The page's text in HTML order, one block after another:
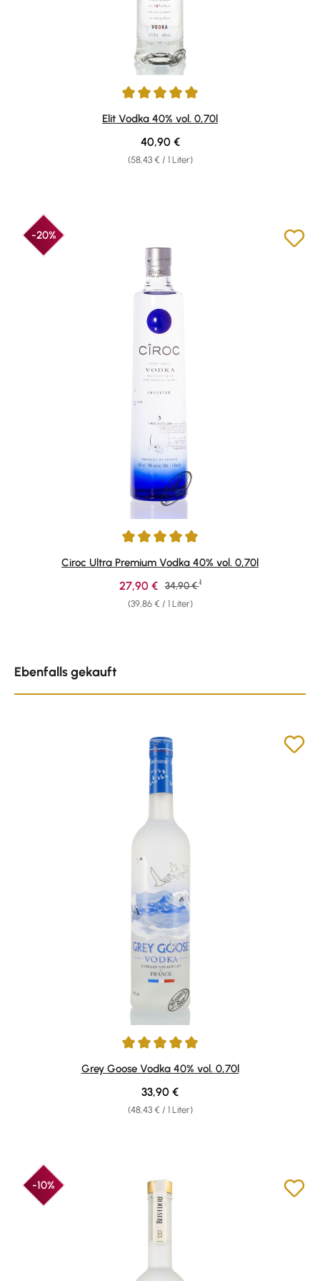
Durchschnittliche Bewertung von 4.91 von 5 Sternen
Elit Vodka 40% vol. 0,70l
(58,43 € / 1 Liter)
Regulärer Preis:
40,90 €
-20%
Durchschnittliche Bewertung von 4.93 von 5 Sternen
Ciroc Ultra Premium Vodka 40% vol. 0,70l
(39,86 € / 1 Liter)
Verkaufspreis:
27,90 € Regulärer Preis:
34,90 € 1
Ebenfalls gekauft
Durchschnittliche Bewertung von 4.95 von 5 Sternen
Grey Goose Vodka 40% vol. 0,70l
(48,43 € / 1 Liter)
Regulärer Preis:
33,90 €
-10%